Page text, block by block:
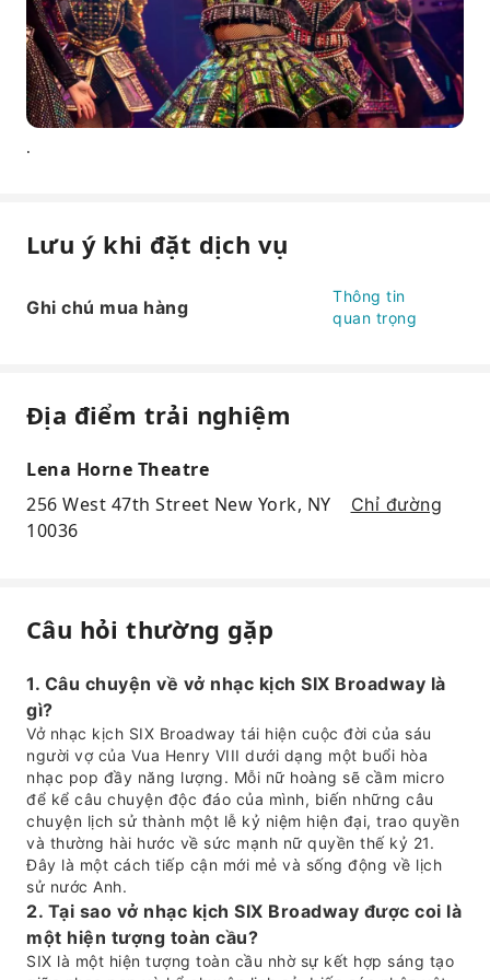
.
Lưu ý khi đặt dịch vụ
Ghi chú mua hàng
Thông tin
quan trọng
Địa điểm trải nghiệm
Lena Horne Theatre
256 West 47th Street New York, NY
10036
Chỉ đường
Câu hỏi thường gặp
1. Câu chuyện về vở nhạc kịch SIX Broadway là
gì?
Vở nhạc kịch SIX Broadway tái hiện cuộc đời của sáu
người vợ của Vua Henry VIII dưới dạng một buổi hòa
nhạc pop đầy năng lượng. Mỗi nữ hoàng sẽ cầm micro
để kể câu chuyện độc đáo của mình, biến những câu
chuyện lịch sử thành một lễ kỷ niệm hiện đại, trao quyền
và thường hài hước về sức mạnh nữ quyền thế kỷ 21.
Đây là một cách tiếp cận mới mẻ và sống động về lịch
sử nước Anh.
2. Tại sao vở nhạc kịch SIX Broadway được coi là
một hiện tượng toàn cầu?
SIX là một hiện tượng toàn cầu nhờ sự kết hợp sáng tạo